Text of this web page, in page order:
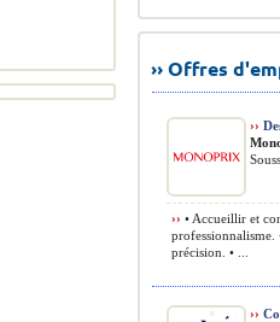
›› Offres
››
›› • Accueillir et
professionnalisme.
précision. • ...
››